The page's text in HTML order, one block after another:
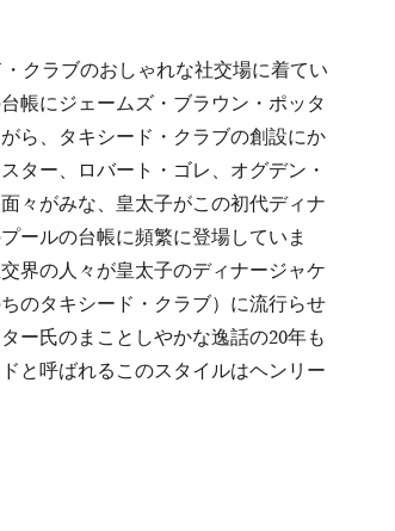
クラブのおしゃれな社交場に着てい
帳にジェームズ・ブラウン・ポッタ
ら、タキシード・クラブの創設にか
ター、ロバート・ゴレ、オグデン・
々がみな、皇太子がこの初代ディナ
ールの台帳に頻繁に登場していま
界の人々が皇太子のディナージャケ
のタキシード・クラブ）に流行らせ
ー氏のまことしやかな逸話の20年も
と呼ばれるこのスタイルはヘンリー